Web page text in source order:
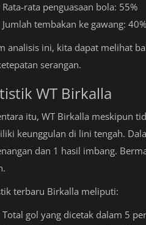
Rata-rata penguasaan bola: 55%
Jumlah tembakan ke gawang:
analisis ini, kita dapat melihat
serangan.
WT Birkalla
itu, WT Birkalla meskipun
keunggulan di lini tengah.
dan 1 hasil imbang.
terbaru Birkalla meliputi:
Total gol yang dicetak dalam 5